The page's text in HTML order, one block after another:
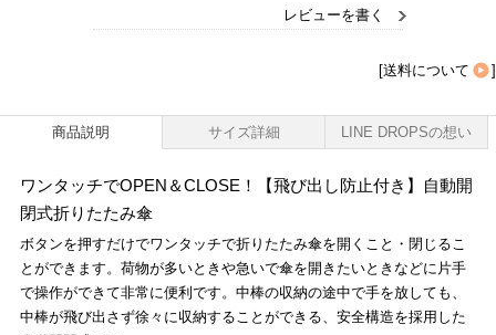
レビューを書く
[送料について ]
商品説明 サイズ詳細 LINE DROPSの想い
ワンタッチでOPEN＆CLOSE！【飛び出し防止付き】自動開
閉式折りたたみ傘
ボタンを押すだけでワンタッチで折りたたみ傘を開くこと・閉じるこ
とができます。荷物が多いときや急いで傘を開きたいときなどに片手
で操作ができて非常に便利です。中棒の収納の途中で手を放しても、
中棒が飛び出さず徐々に収納することができる、安全構造を採用した